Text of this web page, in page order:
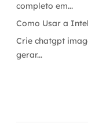
completo em...
Como Usar a
Crie chatgpt
gerar...